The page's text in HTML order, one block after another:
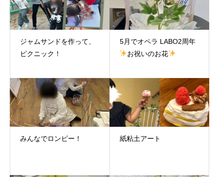
ジャムサンドを作って、
ピクニック！
5月でオペラ LABO2周年
お祝いのお花
みんなでロンビー！ 紙粘土アート